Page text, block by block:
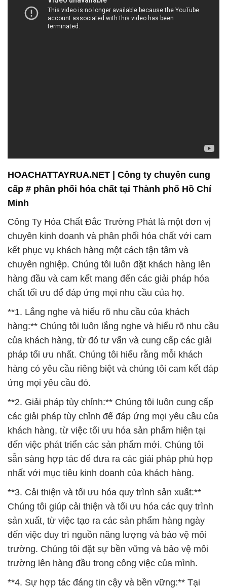
HOACHATTAYRUA.NET | Công ty chuyên cung
cấp # phân phối hóa chất tại Thành phố Hồ Chí
Minh
Công Ty Hóa Chất Đắc Trường Phát là một đơn vị
chuyên kinh doanh và phân phối hóa chất với cam
kết phục vụ khách hàng một cách tận tâm và
chuyên nghiệp. Chúng tôi luôn đặt khách hàng lên
hàng đầu và cam kết mang đến các giải pháp hóa
chất tối ưu để đáp ứng mọi nhu cầu của họ.
**1. Lắng nghe và hiểu rõ nhu cầu của khách
hàng:** Chúng tôi luôn lắng nghe và hiểu rõ nhu cầu
của khách hàng, từ đó tư vấn và cung cấp các giải
pháp tối ưu nhất. Chúng tôi hiểu rằng mỗi khách
hàng có yêu cầu riêng biệt và chúng tôi cam kết đáp
ứng mọi yêu cầu đó.
**2. Giải pháp tùy chỉnh:** Chúng tôi luôn cung cấp
các giải pháp tùy chỉnh để đáp ứng mọi yêu cầu của
khách hàng, từ việc tối ưu hóa sản phẩm hiện tại
đến việc phát triển các sản phẩm mới. Chúng tôi
sẵn sàng hợp tác để đưa ra các giải pháp phù hợp
nhất với mục tiêu kinh doanh của khách hàng.
**3. Cải thiện và tối ưu hóa quy trình sản xuất:**
Chúng tôi giúp cải thiện và tối ưu hóa các quy trình
sản xuất, từ việc tạo ra các sản phẩm hàng ngày
đến việc duy trì nguồn năng lượng và bảo vệ môi
trường. Chúng tôi đặt sự bền vững và bảo vệ môi
trường lên hàng đầu trong công việc của mình.
**4. Sự hợp tác đáng tin cậy và bền vững:** Tại